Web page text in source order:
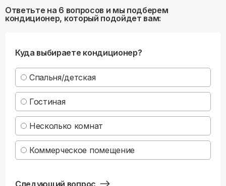
Ответьте на 6 вопросов и мы подберем
кондиционер, который подойдет вам:
Куда выбираете кондиционер?
Спальня/детская
Гостиная
Несколько комнат
Коммерческое помещение